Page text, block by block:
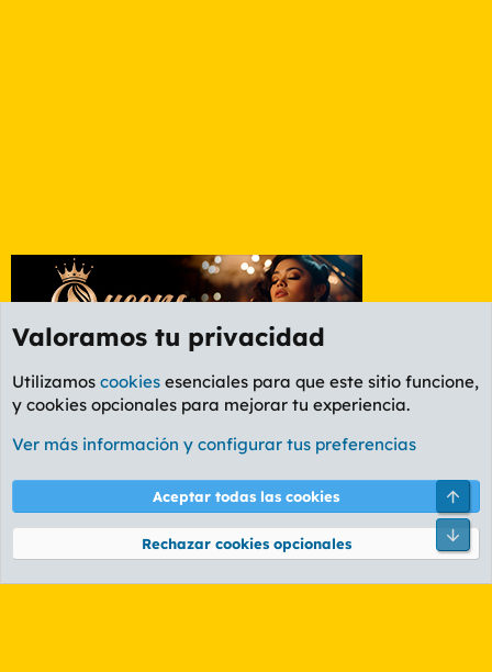
Etiquetas
Cookies
PL OLDSTYLE AMARILLO
Términos y reglas Política de privacidad Ayuda
Community platform by XenForo® © 2010-2026 XenForo Ltd.
Valoramos tu privacidad
Utilizamos cookies esenciales para que este sitio funcione,
y cookies opcionales para mejorar tu experiencia.
Ver más información y configurar tus preferencias
Aceptar todas las cookies
Rechazar cookies opcionales
Pie